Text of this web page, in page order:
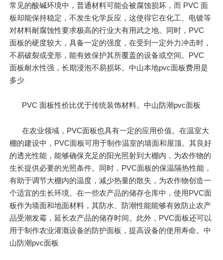
常见的酸碱环境中，普通材料可能会被腐蚀损坏，而 PVC 面
板却能保持稳定，不发生化学反应，这使得它在化工、电镀等
对材料耐腐蚀性要求极高的行业大有用武之地。同时，PVC
面板的硬度较大，具备一定的强度，在受到一定外力冲击时，
不易破裂或变形，能有效保护其所覆盖的设备或空间。PVC
面板耐水性强，长期浸泡不易损坏。中山本地pvc面板费用是
多少
PVC 面板性价比优于传统装饰材料。中山防潮pvc面板
在农业领域，PVC面板也具有一定的应用价值。在温室大
棚的建设中，PVC面板可用于制作温室的墙面和屋顶。其良好
的透光性能，能够确保充足的阳光照射到大棚内，为农作物的
生长提供必要的光照条件。同时，PVC面板的保温隔热性能，
有助于调节大棚内的温度，减少热量的散失，为农作物创造一
个适宜的生长环境。在一些农产品的储存仓库中，使用PVC面
板作为墙面和地面材料，其防水、防潮性能能够有效防止农产
品受潮发霉，延长农产品的储存时间。此外，PVC面板还可以
用于制作农业灌溉设备的防护面板，提高设备的使用寿命。中
山防潮pvc面板